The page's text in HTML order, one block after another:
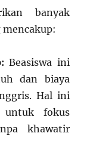
banyak
Beasiswa ini
dan biaya
Hal ini
untuk fokus
khawatir